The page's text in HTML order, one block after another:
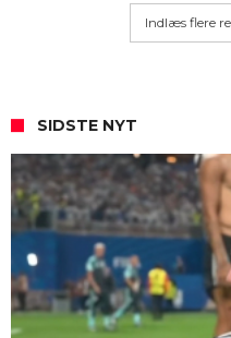
Indlæs flere
SIDSTE NYT